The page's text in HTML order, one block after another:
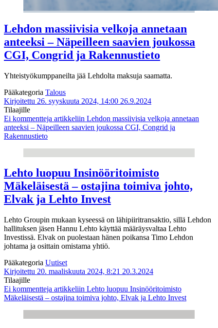
Lehdon massiivisia velkoja annetaan
anteeksi – Näpeilleen saavien joukossa
CGI, Congrid ja Rakennustieto
Yhteistyökumppaneilta jää Lehdolta maksuja saamatta.
Pääkategoria Talous
Kirjoitettu 26. syyskuuta 2024, 14:00 26.9.2024
Tilaajille
Ei kommentteja artikkeliin Lehdon massiivisia velkoja annetaan
anteeksi – Näpeilleen saavien joukossa CGI, Congrid ja
Rakennustieto
Lehto luopuu Insinööritoimisto
Mäkeläisestä – ostajina toimiva johto,
Elvak ja Lehto Invest
Lehto Groupin mukaan kyseessä on lähipiiritransaktio, sillä Lehdon
hallituksen jäsen Hannu Lehto käyttää määräysvaltaa Lehto
Investissä. Elvak on puolestaan hänen poikansa Timo Lehdon
johtama ja osittain omistama yhtiö.
Pääkategoria Uutiset
Kirjoitettu 20. maaliskuuta 2024, 8:21 20.3.2024
Tilaajille
Ei kommentteja artikkeliin Lehto luopuu Insinööritoimisto
Mäkeläisestä – ostajina toimiva johto, Elvak ja Lehto Invest